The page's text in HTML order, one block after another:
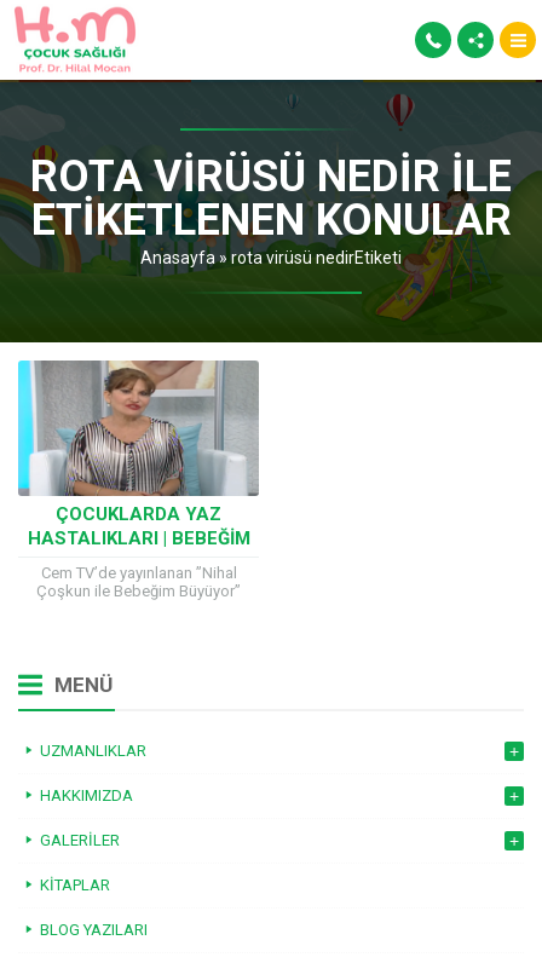
ROTA VIRÜSÜ NEDIR ILE
ETIKETLENEN KONULAR
Anasayfa»rota virüsü nedirEtiketi
ÇOCUKLARDA YAZ
HASTALIKLARI | BEBEĞIM
BÜYÜYOR
Cem TV’de yayınlanan ”Nihal
Çoşkun ile Bebeğim Büyüyor”
MENÜ
UZMANLIKLAR
HAKKIMIZDA
GALERILER
KITAPLAR
BLOG YAZILARI